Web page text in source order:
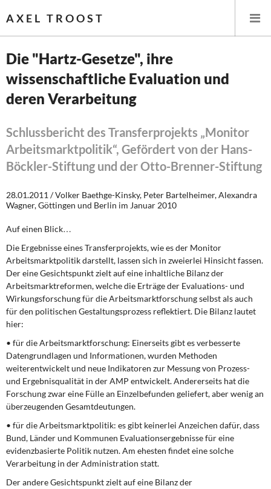
AXEL TROOST
Startseite
Leitlinien linker Wirtschafts- und Finanzpolitik
Wirtschaftspolitik
Steuer- und Finanzpolitik
Eurokrise und Griechenland
DIE LINKE
Weitere Themen
Institut Solidarische Moderne
Rosa-Luxemburg-Stiftung
Über mich
Kontakt
Die "Hartz-Gesetze", ihre
wissenschaftliche Evaluation und
deren Verarbeitung
Schlussbericht des Transferprojekts „Monitor
Arbeitsmarktpolitik“, Gefördert von der Hans-
Böckler-Stiftung und der Otto-Brenner-Stiftung
28.01.2011 / Volker Baethge-Kinsky, Peter Bartelheimer, Alexandra
Wagner, Göttingen und Berlin im Januar 2010
Auf einen Blick…
Die Ergebnisse eines Transferprojekts, wie es der Monitor
Arbeitsmarktpolitik darstellt, lassen sich in zweierlei Hinsicht fassen.
Der eine Gesichtspunkt zielt auf eine inhaltliche Bilanz der
Arbeitsmarktreformen, welche die Erträge der Evaluations- und
Wirkungsforschung für die Arbeitsmarktforschung selbst als auch
für den politischen Gestaltungsprozess reflektiert. Die Bilanz lautet
hier:
• für die Arbeitsmarktforschung: Einerseits gibt es verbesserte
Daten­grundlagen und Informationen, wurden Methoden
weiterentwickelt und neue Indikatoren zur Messung von Prozess-
und Ergebnisqualität in der AMP entwickelt. Andererseits hat die
Forschung zwar eine Fülle an Einzelbefunden geliefert, aber wenig an
überzeugenden Gesamtdeu­tungen.
• für die Arbeitsmarktpolitik: es gibt keinerlei Anzeichen dafür, dass
Bund, Länder und Kommunen Evaluationsergebnisse für eine
evidenzbasierte Politik nutzen. Am ehesten findet eine solche
Verarbeitung in der Admi­nistration statt.
Der andere Gesichtspunkt zielt auf eine Bilanz der